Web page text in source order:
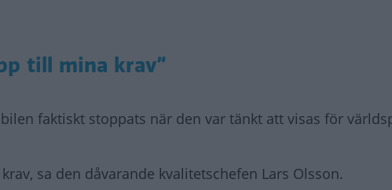
till mina krav”
faktiskt stoppats när den var tänkt att visas för
sa den dåvarande kvalitetschefen Lars Olsson.